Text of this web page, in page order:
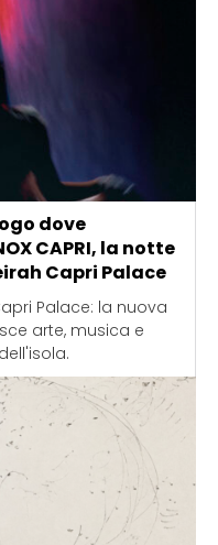
dove
CAPRI, la notte
Capri Palace
Palace: la nuova
arte, musica e